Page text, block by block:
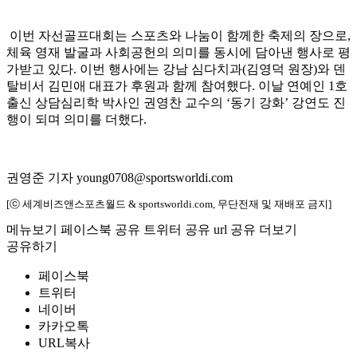
이번 자선골프대회는 스포츠와 나눔이 함께한 축제의 장으로,
체육 영재 발굴과 사회공헌의 의미를 동시에 담아낸 행사로 평
가받고 있다. 이번 행사에는 강남 심다치과(김영덕 원장)와 덴
탈비서 김민애 대표가 후원과 함께 참여했다. 이날 연예인 1호
출신 상담심리학 박사인 권영찬 교수의 ‘동기 강화’ 강연도 진
행이 되며 의미를 더했다.
권영준 기자 young0708@sportsworldi.com
[ⓒ 세계비즈앤스포츠월드 & sportsworldi.com, 무단전재 및 재배포 금지]
메뉴보기 페이스북 공유 트위터 공유 url 공유 더보기
공유하기
페이스북
트위터
네이버
카카오톡
URL복사